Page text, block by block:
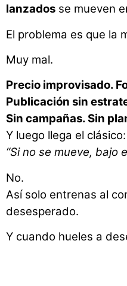
lanzados se mueven
El problema es que la
Muy mal.
Precio improvisado.
Publicación sin
Sin campañas. Sin
Y luego llega el clásico:
“Si no se mueve, bajo
No.
Así solo entrenas al
desesperado.
Y cuando hueles a